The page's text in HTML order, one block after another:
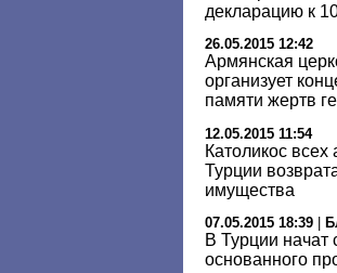
декларацию к
26.05.2015 12:42
Армянская
организует
памяти жертв
12.05.2015 11:54
Католикос всех
Турции
имущества
07.05.2015 18:39
В Турции начат
основанного